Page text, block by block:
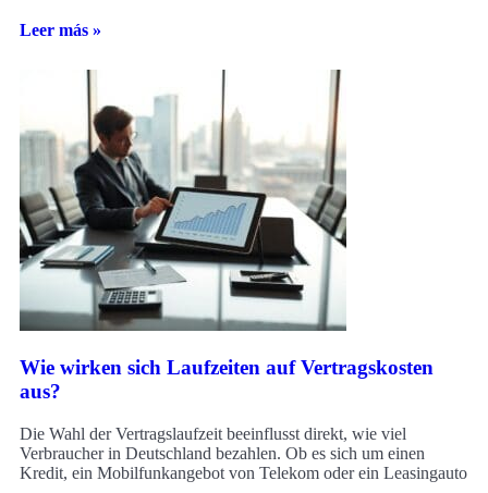
Leer más »
Wie wirken sich Laufzeiten auf Vertragskosten
aus?
Die Wahl der Vertragslaufzeit beeinflusst direkt, wie viel
Verbraucher in Deutschland bezahlen. Ob es sich um einen
Kredit, ein Mobilfunkangebot von Telekom oder ein Leasingauto